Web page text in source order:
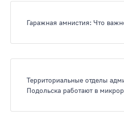
Гаражная амнистия: Что
Территориальные отделы
Подольска работают в